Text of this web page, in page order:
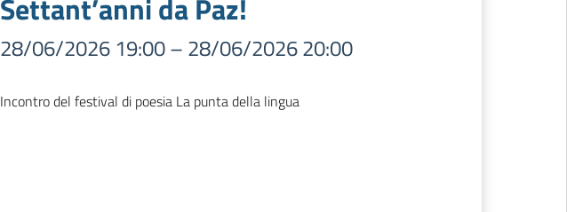
Settant’anni da Paz!
28/06/2026 19:00–28/06/2026 20:00
Incontro del festival di poesia La punta della lingua